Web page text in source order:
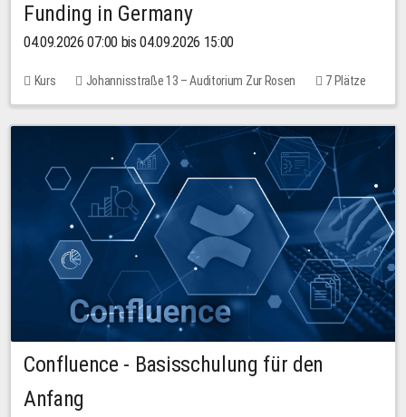
Funding in Germany
04.09.2026 07:00 bis 04.09.2026 15:00
Kurs Johannisstraße 13 – Auditorium Zur Rosen
7 Plätze
10,00 EUR
Confluence - Basisschulung für den
Anfang